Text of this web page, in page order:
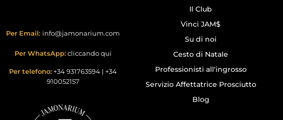
Per Email: info@jamonarium.com
Per WhatsApp: cliccando qui
Per telefono: +34 931763594 | +34
910052157
Il Club
Vinci JAM$
Su di noi
Cesto di Natale
Professionisti all'ingrosso
Servizio Affettatrice Prosciutto
Blog